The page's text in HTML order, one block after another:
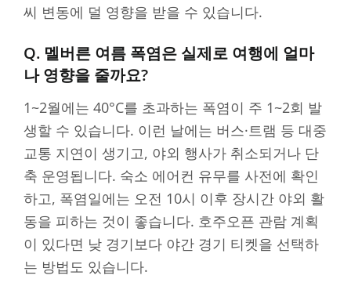
씨 변동에 덜 영향을 받을 수 있습니다.
Q. 멜버른 여름 폭염은 실제로 여행에 얼마
나 영향을 줄까요?
1~2월에는 40°C를 초과하는 폭염이 주 1~2회 발
생할 수 있습니다. 이런 날에는 버스·트램 등 대중
교통 지연이 생기고, 야외 행사가 취소되거나 단
축 운영됩니다. 숙소 에어컨 유무를 사전에 확인
하고, 폭염일에는 오전 10시 이후 장시간 야외 활
동을 피하는 것이 좋습니다. 호주오픈 관람 계획
이 있다면 낮 경기보다 야간 경기 티켓을 선택하
는 방법도 있습니다.